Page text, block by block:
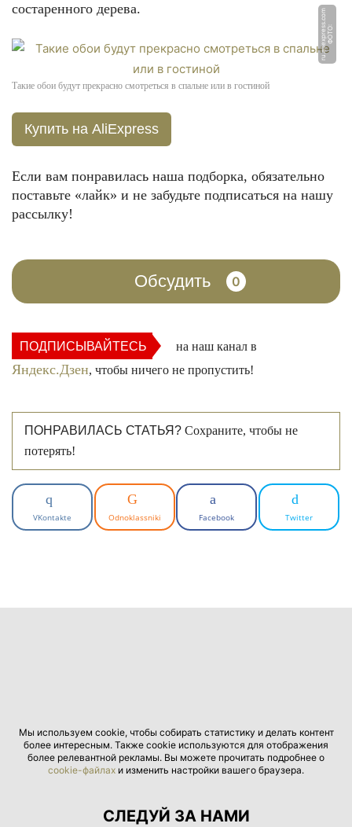
состаренного дерева.
Ф
О
Т
О:
r
u.
ali
e
x
p
r
e
s
s.
c
o
m
Такие обои будут прекрасно смотреться в спальне или в гостиной
Купить на AliExpress
Если вам понравилась наша подборка, обязательно
поставьте «лайк» и не забудьте подписаться на нашу
рассылку!
Обсудить 0
ПОДПИСЫВАЙТЕСЬ на наш канал в
Яндекс.Дзен, чтобы ничего не пропустить!
ПОНРАВИЛАСЬ СТАТЬЯ? Сохраните, чтобы не
потерять!
VKontakte Odnoklassniki Facebook Twitter
Мы используем cookie, чтобы собирать статистику и делать контент
более интересным. Также cookie используются для отображения
более релевантной рекламы. Вы можете прочитать подробнее о
cookie-файлах и изменить настройки вашего браузера.
СЛЕДУЙ ЗА НАМИ